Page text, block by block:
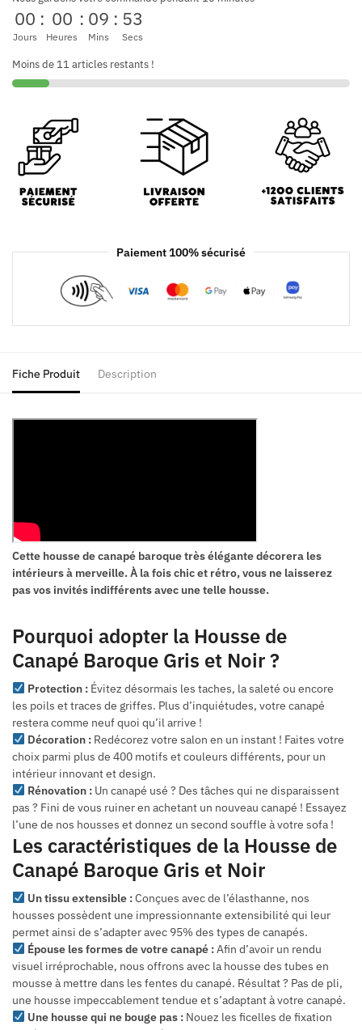
00
Jours
: 00
Heures
: 09
Mins
: 53
Secs
Moins de 11 articles restants !
Paiement 100% sécurisé
Fiche Produit Description
Cette housse de canapé baroque très élégante décorera les
intérieurs à merveille. À la fois chic et rétro, vous ne laisserez
pas vos invités indifférents avec une telle housse.
Pourquoi adopter la Housse de
Canapé Baroque Gris et Noir ?
Protection :Évitez désormais les taches, la saleté ou encore
les poils et traces de griffes. Plus d’inquiétudes, votre canapé
restera comme neuf quoi qu’il arrive !
Décoration :Redécorez votre salon en un instant ! Faites votre
choix parmi plus de 400 motifs et couleurs différents, pour un
intérieur innovant et design.
Rénovation :Un canapé usé ? Des tâches qui ne disparaissent
pas ? Fini de vous ruiner en achetant un nouveau canapé ! Essayez
l’une de nos housses et donnez un second souffle à votre sofa !
Les caractéristiques de la Housse de
Canapé Baroque Gris et Noir
Un tissu extensible :Conçues avec de l’élasthanne, nos
housses possèdent une impressionnante extensibilité qui leur
permet ainsi de s’adapter avec 95% des types de canapés.
Épouse les formes de votre canapé :Afin d’avoir un rendu
visuel irréprochable, nous offrons avec la housse des tubes en
mousse à mettre dans les fentes du canapé. Résultat ? Pas de pli,
une housse impeccablement tendue et s’adaptant à votre canapé.
Une housse qui ne bouge pas :Nouez les ficelles de fixation